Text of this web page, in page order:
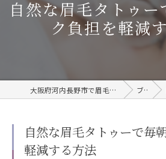
自然な眉毛タトゥー
ク負担を軽減
大阪府河内長野市で眉毛タトゥーならwill care サロン ブログ
自然な眉毛タトゥーで毎
軽減する方法